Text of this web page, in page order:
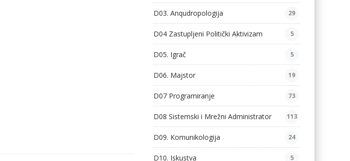
D03. Anqudropologija 29
D04 Zastupljeni Politički Aktivizam 5
D05. Igrač 5
D06. Majstor 19
D07 Programiranje 73
D08 Sistemski i Mrežni Administrator 113
D09. Komunikologija 24
D10. Iskustva 5